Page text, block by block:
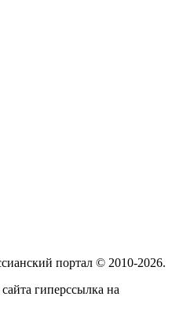
портал © 2010-2026.
гиперссылка на